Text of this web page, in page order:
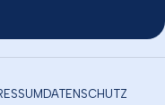
DATENSCHUTZ